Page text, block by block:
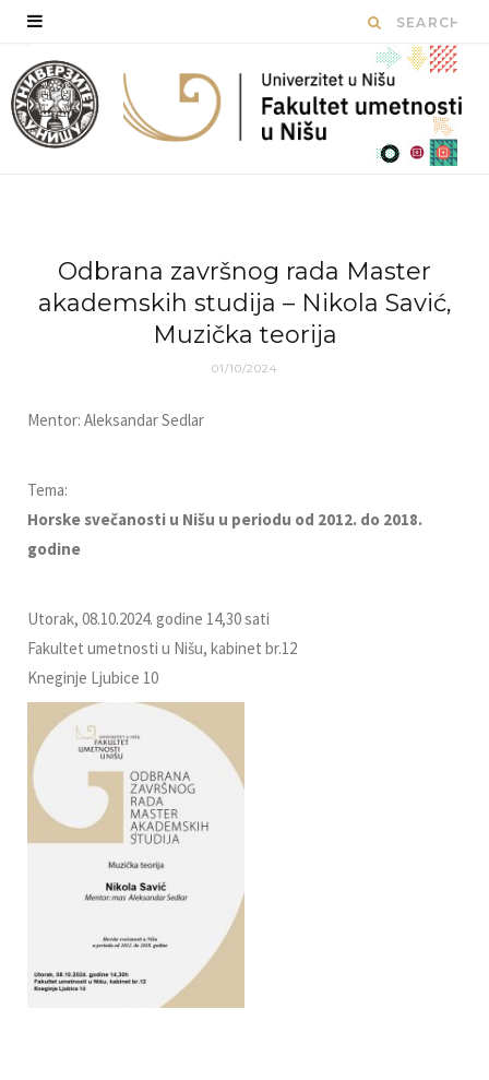
Odbrana završnog rada Master
akademskih studija – Nikola Savić,
Muzička teorija
01/10/2024
Mentor: Aleksandar Sedlar
Tema:
Horske svečanosti u Nišu u periodu od 2012. do 2018.
godine
Utorak, 08.10.2024. godine 14,30 sati
Fakultet umetnosti u Nišu, kabinet br.12
Kneginje Ljubice 10